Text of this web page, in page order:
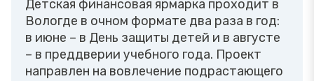
Детская финансовая ярмарка проходит в
Вологде в очном формате два раза в год:
в июне – в День защиты детей и в августе
– в преддверии учебного года. Проект
направлен на вовлечение подрастающего